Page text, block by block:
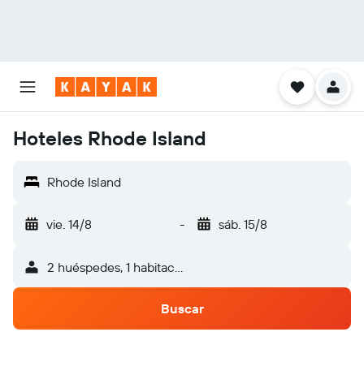
Hoteles Rhode Island
Rhode Island
vie. 14/8 - sáb. 15/8
2 huéspedes, 1 habitación
Buscar